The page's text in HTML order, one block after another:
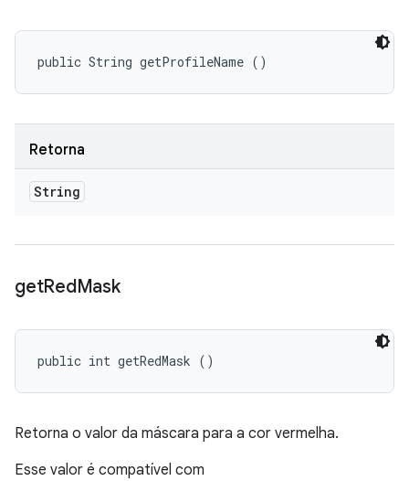
public String getProfileName ()
Retorna
String
getRedMask
public int getRedMask ()
Retorna o valor da máscara para a cor vermelha.
Esse valor é compatível com